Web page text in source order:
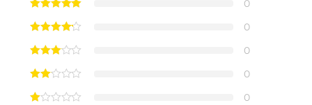
0
0
0
0
0